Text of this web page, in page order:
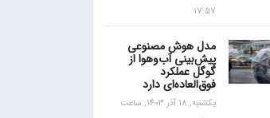
17:57
مدل هوش مصنوعی
پیش‌بینی آب‌و‌هوا از
گوگل عملکرد
فوق‌العاده‌ای دارد
یکشنبه, 18 آذر 1403, ساعت